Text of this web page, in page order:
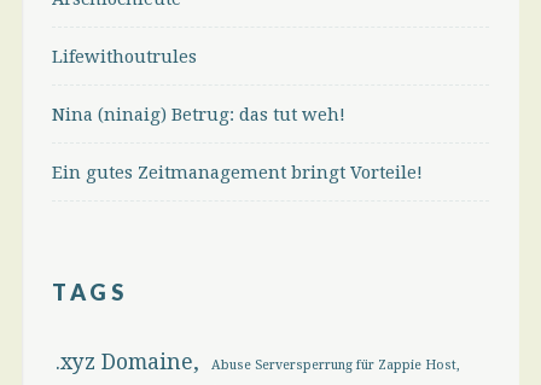
Lifewithoutrules
Nina (ninaig) Betrug: das tut weh!
Ein gutes Zeitmanagement bringt Vorteile!
TAGS
.xyz Domaine Abuse Serversperrung für Zappie Host